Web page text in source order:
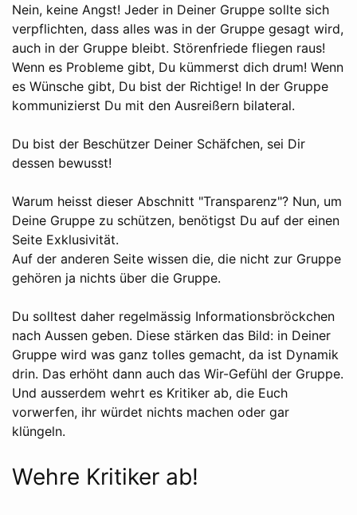
Nein, keine Angst! Jeder in Deiner Gruppe sollte sich
verpflichten, dass alles was in der Gruppe gesagt wird,
auch in der Gruppe bleibt. Störenfriede fliegen raus!
Wenn es Probleme gibt, Du kümmerst dich drum! Wenn
es Wünsche gibt, Du bist der Richtige! In der Gruppe
kommunizierst Du mit den Ausreißern bilateral.
Du bist der Beschützer Deiner Schäfchen, sei Dir
dessen bewusst!
Warum heisst dieser Abschnitt "Transparenz"? Nun, um
Deine Gruppe zu schützen, benötigst Du auf der einen
Seite Exklusivität.
Auf der anderen Seite wissen die, die nicht zur Gruppe
gehören ja nichts über die Gruppe.
Du solltest daher regelmässig Informationsbröckchen
nach Aussen geben. Diese stärken das Bild: in Deiner
Gruppe wird was ganz tolles gemacht, da ist Dynamik
drin. Das erhöht dann auch das Wir-Gefühl der Gruppe.
Und ausserdem wehrt es Kritiker ab, die Euch
vorwerfen, ihr würdet nichts machen oder gar
klüngeln.
Wehre Kritiker ab!